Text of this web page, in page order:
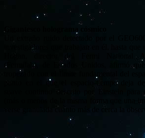
Gigantesco holograma cósmico
Un extraño ruido detectado por el
investigadores que trabajan en él, hasta
Hogan, director del Fermi National
(Fermilab), de Estados Unidos, afirmó
tropezado con el límite fundamental del
punto en el que el espacio-tiempo deja
suave continuo descrito por Einstein para
(más o menos de la misma forma que una